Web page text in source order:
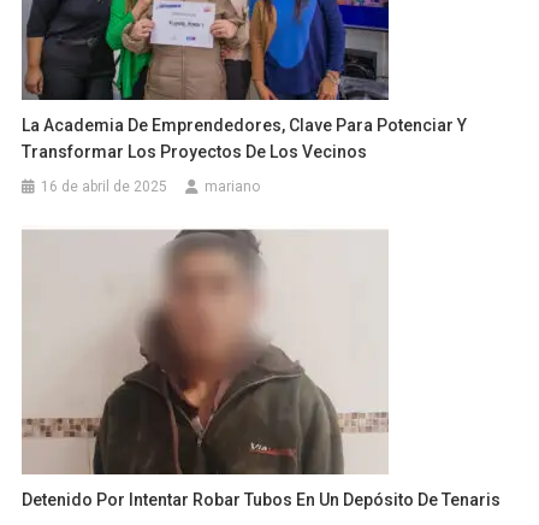
La Academia De Emprendedores, Clave Para Potenciar Y
Transformar Los Proyectos De Los Vecinos
16 de abril de 2025 mariano
Detenido Por Intentar Robar Tubos En Un Depósito De Tenaris